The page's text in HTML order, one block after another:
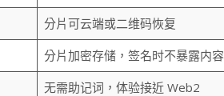
分片可云端或二维码恢复
分片加密存储，签名时不暴露内容
无需助记词，体验接近 Web2